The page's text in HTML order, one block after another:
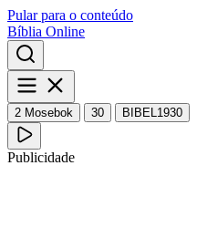
Pular para o conteúdo
Bíblia Online
2 Mosebok 30 BIBEL1930
Publicidade